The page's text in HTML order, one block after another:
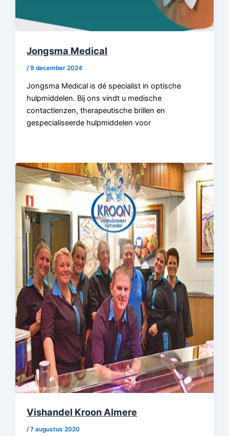
Jongsma Medical
/9 december 2024
Jongsma Medical is dé specialist in optische
hulpmiddelen. Bij ons vindt u medische
contactlenzen, therapeutische brillen en
gespecialiseerde hulpmiddelen voor
Vishandel Kroon Almere
/7 augustus 2020